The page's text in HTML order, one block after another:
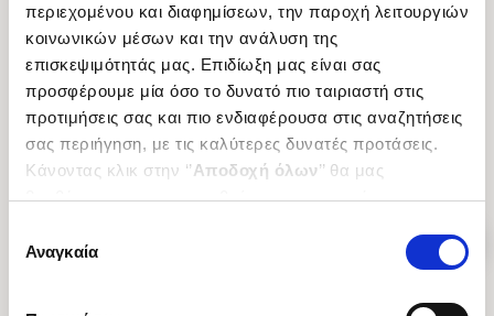
περιεχομένου και διαφημίσεων, την παροχή λειτουργιών
κοινωνικών μέσων και την ανάλυση της
επισκεψιμότητάς μας. Επιδίωξη μας είναι σας
προσφέρουμε μία όσο το δυνατό πιο ταιριαστή στις
προτιμήσεις σας και πιο ενδιαφέρουσα στις αναζητήσεις
σας περιήγηση, με τις καλύτερες δυνατές προτάσεις.
Κάνοντας κλικ στην ‘’Αποδοχή όλων’’ θα μας
βοηθήσετε να ανταποκριθούμε στα παραπάνω.
ενδιαφέρουν και να επιλέξετε από τα παρακάτω με την
΄΄και να ενημερωθείτε σχετικά με
συγκατάθεσης
Αναγκαία
Οι ερωτικοί στίχοι
ΚΟΝΤΟΣ ΓΙΑΝΝΗΣ
Κωδ. Πολιτείας:2410-0951
14. 00€
Τιμή Έκδοσης
12.60€
Τιμή Πολιτείας
ΕΓΓΟΝΟΠΟΥΛΟΣ ΝΙΚΟΣ
Κωδ. Πολιτείας :
20.00€
Τιμή Έκδοσης
12.00€
Τιμή Πολιτείας